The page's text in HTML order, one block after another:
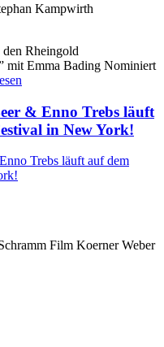
Kampwirth
Rheingold
mit Emma Bading Nominiert
& Enno Trebs läuft
in New York!
Film Koerner Weber